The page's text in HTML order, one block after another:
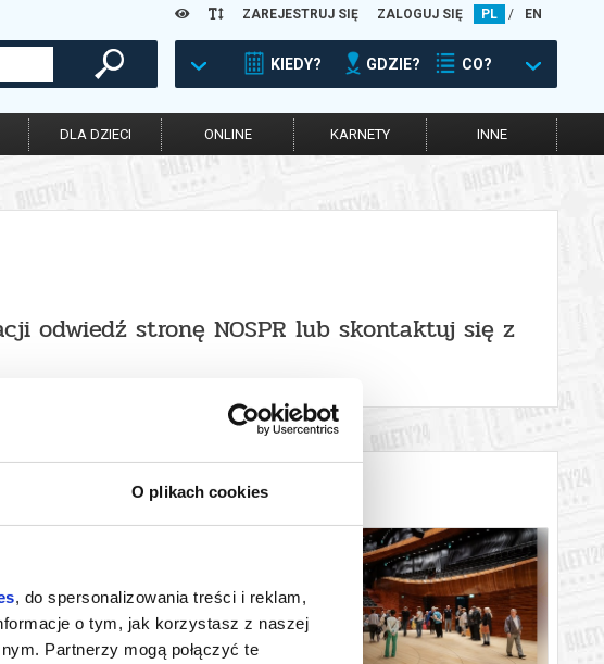
O plikach cookies
, do spersonalizowania treści i reklam,
o tym, jak korzystasz z naszej
Partnerzy mogą połączyć te
ZAREJESTRUJ SIĘ ZALOGUJ SIĘ PL / EN
KIEDY? GDZIE? CO?
DLA DZIECI ONLINE KARNETY INNE
odwiedź stronę NOSPR lub skontaktuj się z